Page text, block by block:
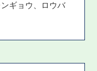
ギョウ、ロウバ